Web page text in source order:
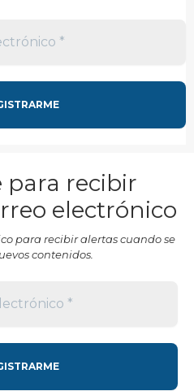
para recibir
electrónico
para recibir alertas cuando se
contenidos.